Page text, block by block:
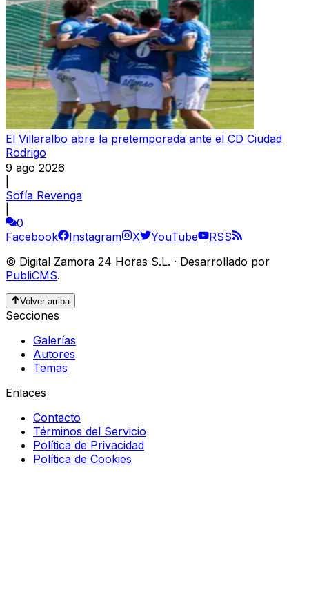
El Villaralbo abre la pretemporada ante el CD Ciudad
Rodrigo
9 ago 2026
Sofía Revenga
0
Facebook
Instagram X YouTube
RSS
© Digital Zamora 24 Horas S.L. · Desarrollado por
PubliCMS.
Volver arriba
Secciones
Galerías
Autores
Temas
Enlaces
Contacto
Términos del Servicio
Política de Privacidad
Política de Cookies